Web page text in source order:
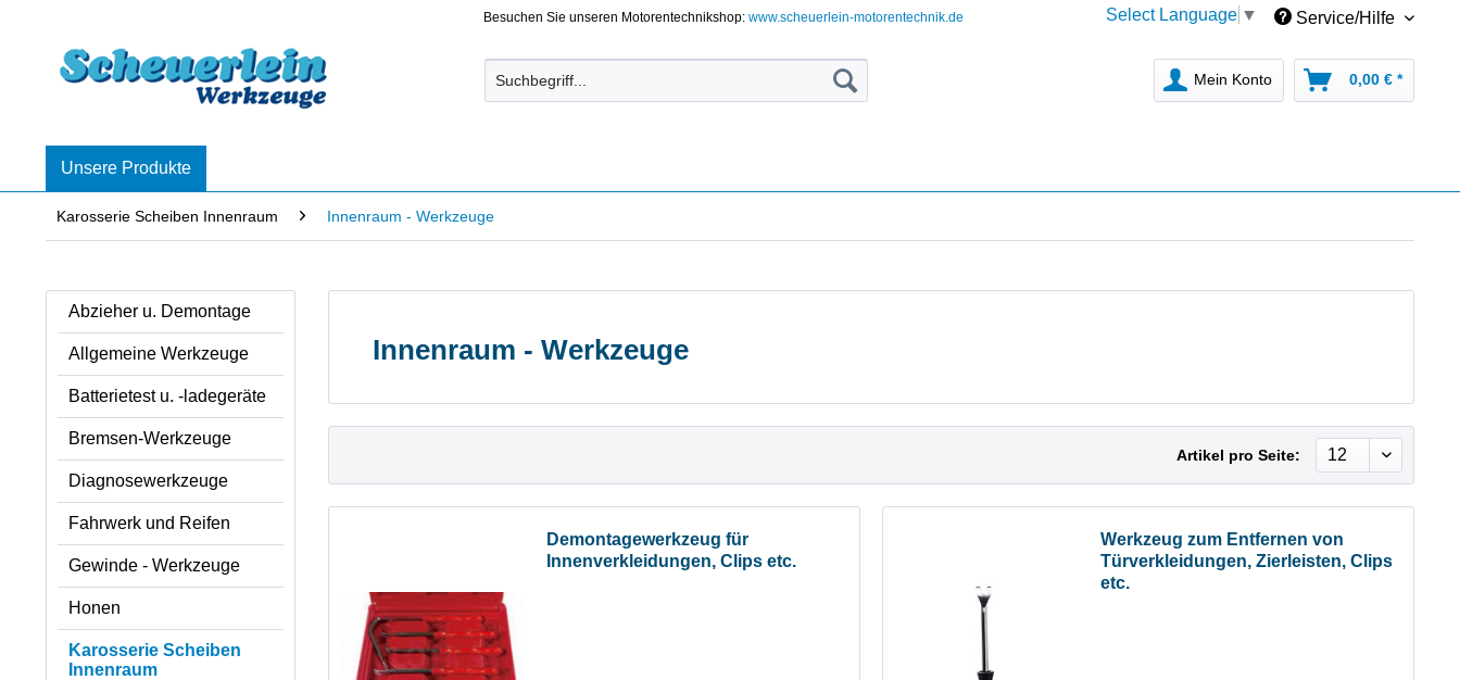
Besuchen Sie unseren Motorentechnikshop:www.scheuerlein-motorentechnik.de Select Language ▼ Service/Hilfe
Mein Konto 0,00 € *
Unsere Produkte
Karosserie Scheiben Innenraum Innenraum - Werkzeuge
Abzieher u. Demontage
Allgemeine Werkzeuge
Batterietest u. -ladegeräte
Bremsen-Werkzeuge
Diagnosewerkzeuge
Fahrwerk und Reifen
Gewinde - Werkzeuge
Honen
Karosserie Scheiben
Innenraum
Innenraum - Werkzeuge
Artikel pro Seite:
Demontagewerkzeug für
Innenverkleidungen, Clips etc.
Werkzeug zum Entfernen von
Türverkleidungen, Zierleisten, Clips
etc.